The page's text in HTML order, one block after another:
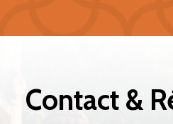
Contact &